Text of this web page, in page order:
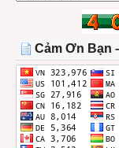
THÁNG
Cảm Ơn Bạn